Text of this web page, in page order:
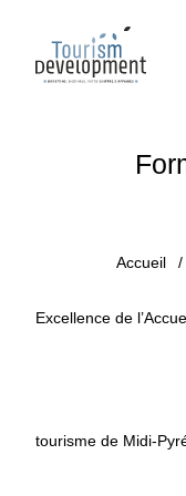
Accueil /
Excellence de
tourisme de Midi-